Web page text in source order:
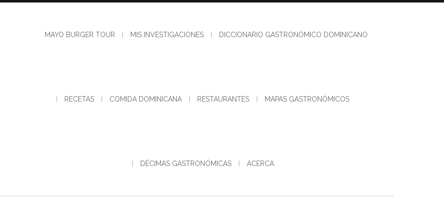
MAYO BURGER TOUR MIS INVESTIGACIONES DICCIONARIO GASTRONÓMICO DOMINICANO
RECETAS COMIDA DOMINICANA RESTAURANTES MAPAS GASTRONÓMICOS
DÉCIMAS GASTRONÓMICAS ACERCA